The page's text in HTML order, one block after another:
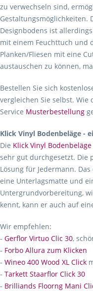
zu verwechseln sind,
Gestaltungsmöglichkeiten.
Designbodens ist
mit einem Feuchttuch und
Planken/Fliesen mit eine
austauschen zu können,
Bestellen Sie sich
vergleichen Sie selbst.
Service Musterbestellung
Klick Vinyl Bodenbeläge -
Die Klick Vinyl Bodenbeläge
sehr gut durchgesetzt. Die
Lösung für Jedermann.
eine Unterlagsmatte und
Untergrundvorbereitung,
kennt, kann er auch auf
Wir empfehlen:
- Gerflor Virtuo Clic 30,
- Forbo Allura zum Klicken
- Wineo 400 Wood XL Click
- Tarkett Staarflor Click 30
- Brilliands Floorng Mani